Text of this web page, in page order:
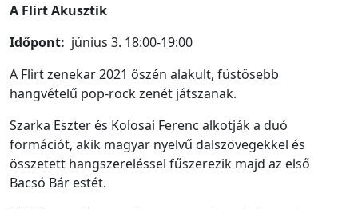
A Flirt Akusztik
Időpont: június 3. 18:00-19:00
A Flirt zenekar 2021 őszén alakult, füstösebb
hangvételű pop-rock zenét játszanak.
Szarka Eszter és Kolosai Ferenc alkotják a duó
formációt, akik magyar nyelvű dalszövegekkel és
összetett hangszereléssel fűszerezik majd az első
Bacsó Bár estét.